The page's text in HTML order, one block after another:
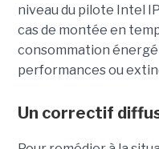
niveau du pilote Intel
cas de montée en
consommation
performances ou
Un correctif